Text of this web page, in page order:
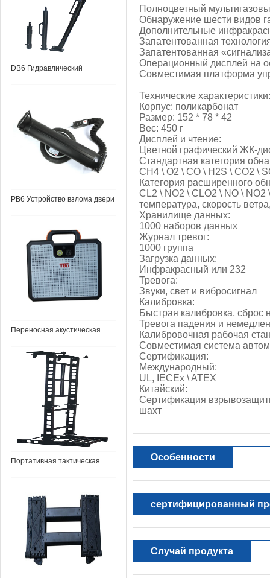
DB6 Гидравлический
PB6 Устройство взлома двери
Переносная акустическая
Портативная тактическая
Полноцветный
Обнаружение шести видов
Дополнительные
Запатентованная
Запатентованная
Операционный дисплей на
Совместимая платформа
Технические характеристики:
Корпус: поликарбонат
Размер: 152 * 78 * 42
Вес: 450 г
Дисплей и чтение:
Цветной графический ЖК-
Стандартная категория
CH4 \ O2 \ CO \ H2S \ CO2 \
Категория расширенного
CL2 \ NO2 \ CLO2 \ NO \
температура, скорость
Хранилище данных:
1000 наборов данных
Журнал тревог:
1000 группа
Загрузка данных:
Инфракрасный или 232
Тревога:
Звуки, свет и вибросигнал
Калибровка:
Быстрая калибровка, сброс
Тревога падения и
Калибровочная рабочая
Совместимая система
Сертификация:
Международный:
UL, IECEx \ ATEX
Китайский:
Сертификация
шахт
Особенности
сертифицированный
Случай продукта